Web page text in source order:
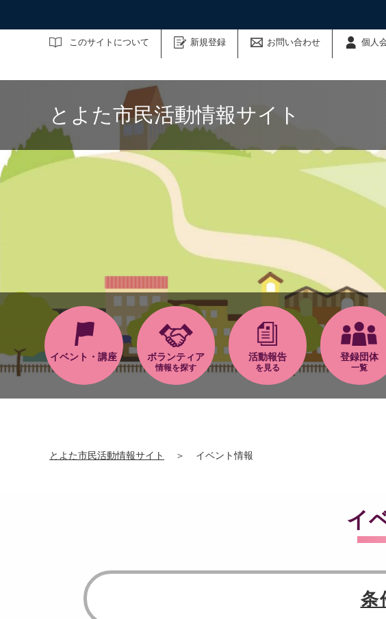
このサイトについて 新規登録 お問い合わせ 個人
サイト内検索
とよた市民活動情報サイト
イベント・講座 ボランティア
情報を探す
活動報告
を見る
登録団体
一覧
とよた市民活動情報サイト ＞ イベント情報
イ
条